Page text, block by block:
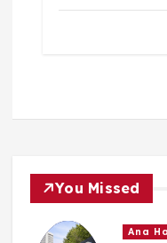
You Missed
Ana